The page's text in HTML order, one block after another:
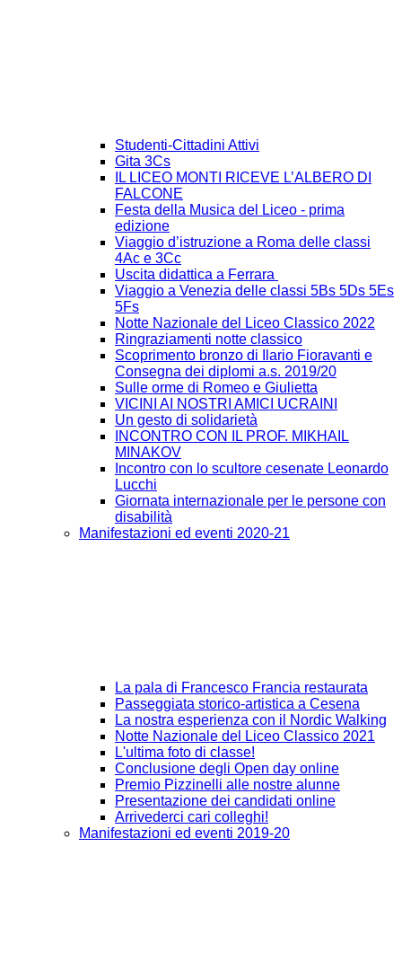
Studenti-Cittadini Attivi
Gita 3Cs
IL LICEO MONTI RICEVE L’ALBERO DI
FALCONE
Festa della Musica del Liceo - prima
edizione
Viaggio d’istruzione a Roma delle classi
4Ac e 3Cc
Uscita didattica a Ferrara
Viaggio a Venezia delle classi 5Bs 5Ds 5Es
5Fs
Notte Nazionale del Liceo Classico 2022
Ringraziamenti notte classico
Scoprimento bronzo di Ilario Fioravanti e
Consegna dei diplomi a.s. 2019/20
Sulle orme di Romeo e Giulietta
VICINI AI NOSTRI AMICI UCRAINI
Un gesto di solidarietà
INCONTRO CON IL PROF. MIKHAIL
MINAKOV
Incontro con lo scultore cesenate Leonardo
Lucchi
Giornata internazionale per le persone con
disabilità
Manifestazioni ed eventi 2020-21
La pala di Francesco Francia restaurata
Passeggiata storico-artistica a Cesena
La nostra esperienza con il Nordic Walking
Notte Nazionale del Liceo Classico 2021
L'ultima foto di classe!
Conclusione degli Open day online
Premio Pizzinelli alle nostre alunne
Presentazione dei candidati online
Arrivederci cari colleghi!
Manifestazioni ed eventi 2019-20